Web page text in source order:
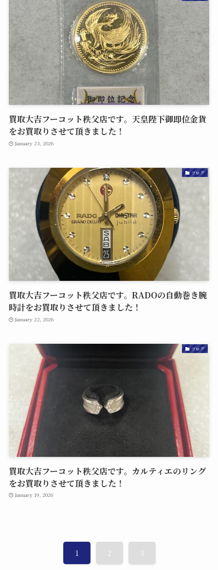
買取大吉フーコット秩父店です。天皇陛下御即位金貨
をお買取りさせて頂きました！
January 23, 2026
ブログ
買取大吉フーコット秩父店です。RADOの自動巻き腕
時計をお買取りさせて頂きました！
January 22, 2026
ブログ
買取大吉フーコット秩父店です。カルティエのリング
をお買取りさせて頂きました！
January 19, 2026
1 2 3